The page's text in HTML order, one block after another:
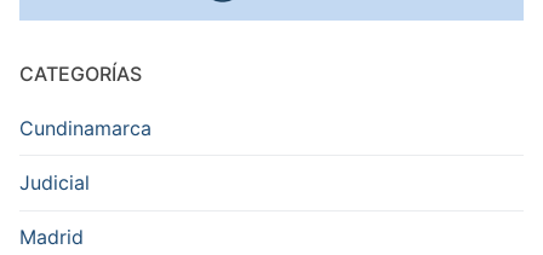
CATEGORÍAS
Cundinamarca
Judicial
Madrid